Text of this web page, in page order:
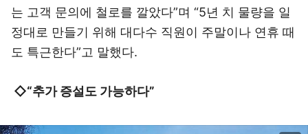
는 고객 문의에 철로를 깔았다”며 “5년 치 물량을 일
정대로 만들기 위해 대다수 직원이 주말이나 연휴 때
도 특근한다”고 말했다.
◇“추가 증설도 가능하다”